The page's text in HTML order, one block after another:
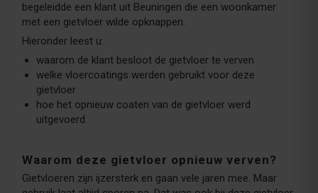
begeleidde een klant uit Beuningen die een woonkamer
met een gietvloer wilde opknappen.
Hieronder leest u:
waarom de klant besloot de gietvloer te verven
welke vloercoatings werden gebruikt voor deze
gietvloer
hoe het opnieuw coaten van de gietvloer werd
uitgevoerd.
Waarom deze gietvloer opnieuw verven?
Gietvloeren zijn ijzersterk en gaan vele jaren mee. Maar